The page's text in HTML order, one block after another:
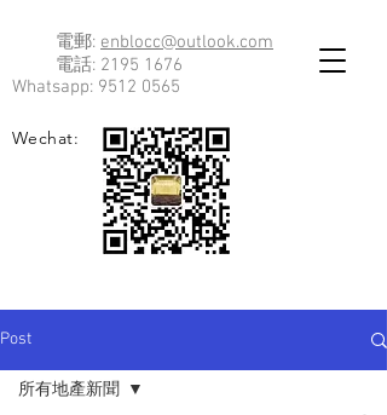
電郵: enblocc@outlook.com
電話: 2195 1676
Whatsapp: 9512 0565
Wechat:
Post
所有地產新聞